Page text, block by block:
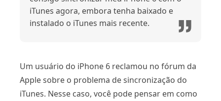
iTunes agora, embora tenha baixado e
instalado o iTunes mais recente.
Um usuário do iPhone 6 reclamou no fórum da
Apple sobre o problema de sincronização do
iTunes. Nesse caso, você pode pensar em como